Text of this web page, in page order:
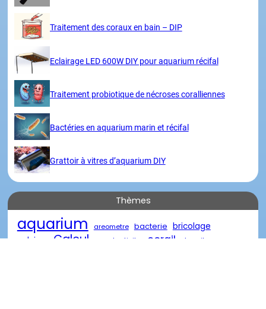
Traitement des coraux en bain – DIP
Eclairage LED 600W DIY pour aquarium récifal
Traitement probiotique de nécroses coralliennes
Bactéries en aquarium marin et récifal
Grattoir à vitres d’aquarium DIY
Thèmes
aquarium areometre bacterie bricolage
calcium
Calcul conductivite corail
densite